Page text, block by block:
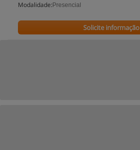
Modalidade: Presencial
Solicite informação